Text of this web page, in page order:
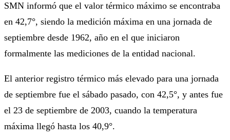
SMN informó que el valor térmico máximo se encontraba
en 42,7°, siendo la medición máxima en una jornada de
septiembre desde 1962, año en el que iniciaron
formalmente las mediciones de la entidad nacional.
El anterior registro térmico más elevado para una jornada
de septiembre fue el sábado pasado, con 42,5°, y antes fue
el 23 de septiembre de 2003, cuando la temperatura
máxima llegó hasta los 40,9°.